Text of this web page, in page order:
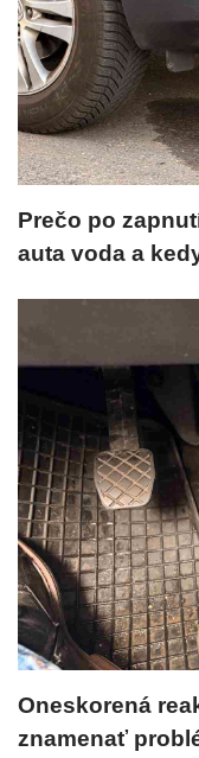
Prečo po
auta voda a
Oneskorená
znamenať